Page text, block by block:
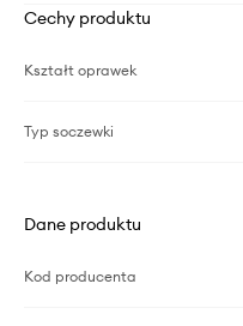
Cechy produktu
Kształt oprawek
Typ soczewki
Dane produktu
Kod producenta